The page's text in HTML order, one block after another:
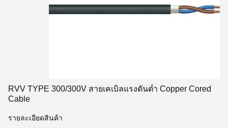
RVV TYPE 300/300V สายเคเบิลแรงดันต่ำ Copper Cored
Cable
รายละเอียดสินค้า